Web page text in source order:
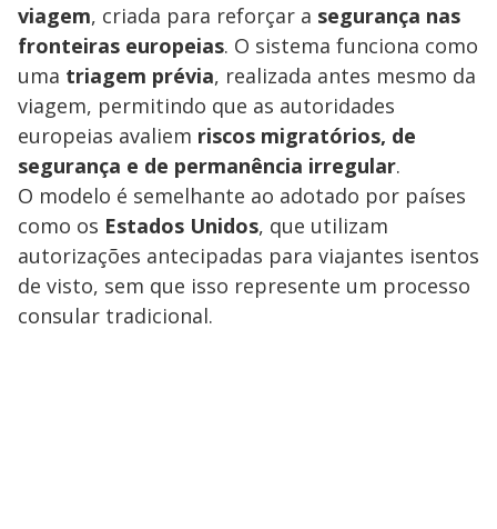
viagem, criada para reforçar a segurança nas
fronteiras europeias. O sistema funciona como
uma triagem prévia, realizada antes mesmo da
viagem, permitindo que as autoridades
europeias avaliem riscos migratórios, de
segurança e de permanência irregular.
O modelo é semelhante ao adotado por países
como os Estados Unidos, que utilizam
autorizações antecipadas para viajantes isentos
de visto, sem que isso represente um processo
consular tradicional.